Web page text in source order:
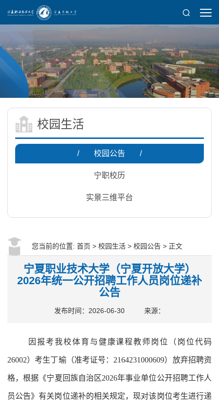
校园生活
/ 校园公告 /
宁职校历
实景三维平台
您当前的位置: 首页 > 校园生活 > 校园公告 > 正文
宁夏职业技术大学（宁夏开放大学）
2026年统一公开招聘工作人员岗位递补
公告
发布时间：2026-06-30 来源：
因报考我校体育与健康课程教师岗位（岗位代码
26002）考生丁瑜（准考证号： 2164231000609） 放弃招聘资
格，根据《宁夏回族自治区2026年事业单位公开招聘工作人
员公告》有关岗位递补的相关规定，现对该岗位考生进行递